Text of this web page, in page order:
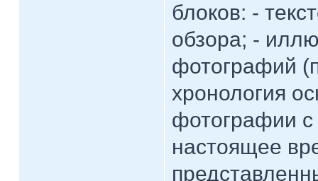
блоков: -
обзора; -
фотографий
хронология
фотографии
настоящее